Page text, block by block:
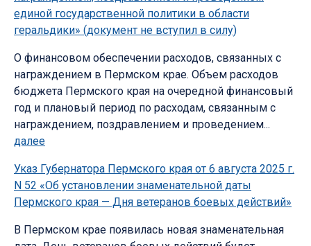
единой государственной политики в области
геральдики» (документ не вступил в силу)
О финансовом обеспечении расходов, связанных с
награждением в Пермском крае. Объем расходов
бюджета Пермского края на очередной финансовый
год и плановый период по расходам, связанным с
награждением, поздравлением и проведением...
далее
Указ Губернатора Пермского края от 6 августа 2025 г.
N 52 «Об установлении знаменательной даты
Пермского края — Дня ветеранов боевых действий»
В Пермском крае появилась новая знаменательная